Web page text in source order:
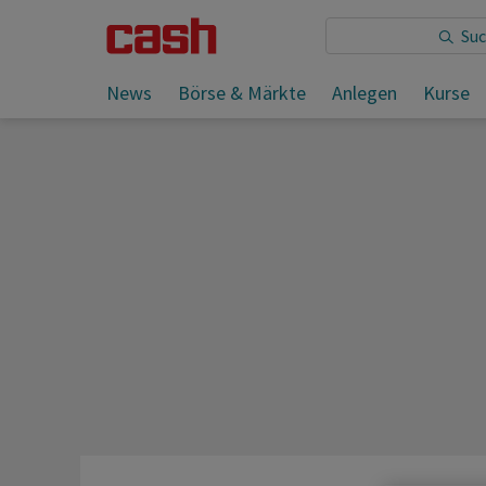
News Börse & Märkte Anlegen Kurse
Sie lesen: